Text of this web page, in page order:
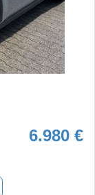
6.980 €